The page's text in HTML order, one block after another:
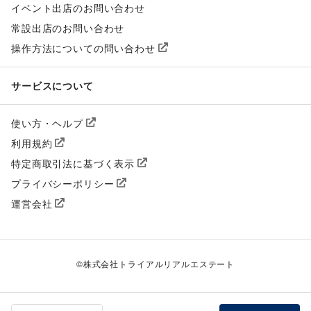
イベント出店のお問い合わせ
常設出店のお問い合わせ
操作方法についての問い合わせ
サービスについて
使い方・ヘルプ
利用規約
特定商取引法に基づく表示
プライバシーポリシー
運営会社
©株式会社トライアルリアルエステート